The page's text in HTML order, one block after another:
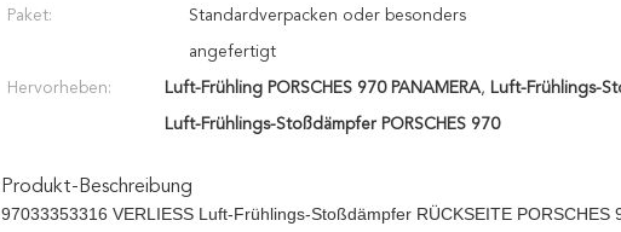
Paket: Standardverpacken oder besonders
angefertigt
Hervorheben: Luft-Frühling PORSCHES 970 PANAMERA, Luft-Frühlings-
Luft-Frühlings-Stoßdämpfer PORSCHES 970
Produkt-Beschreibung
97033353316 VERLIESS Luft-Frühlings-Stoßdämpfer RÜCKSEITE PORSCHES